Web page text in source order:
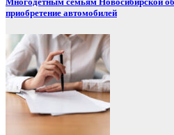
приобретение автомобилей